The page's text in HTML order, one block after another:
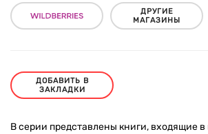
ДРУГИЕ
МАГАЗИНЫ
ДОБАВИТЬ В
ЗАКЛАДКИ
В серии представлены книги, входящие